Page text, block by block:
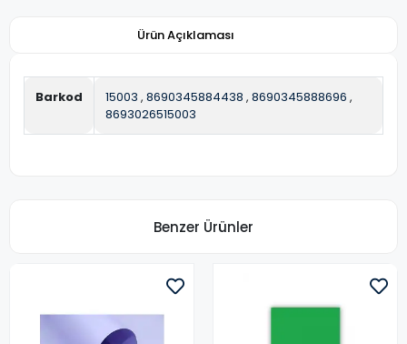
Ürün Açıklaması
Barkod 15003 , 8690345884438 , 8690345888696 ,
8693026515003
Benzer Ürünler